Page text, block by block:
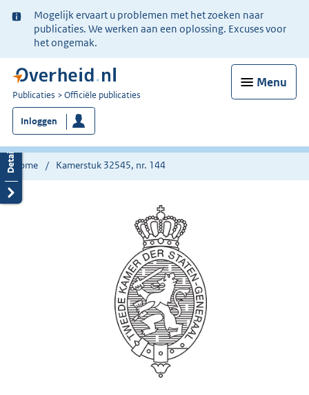
Ter
informatie:
Mogelijk ervaart u problemen met het zoeken naar
publicaties. We werken aan een oplossing. Excuses voor
het ongemak.
Menu
U
bent
nu
hier:
Publicaties Officiële publicaties
Inloggen
Home Kamerstuk 32545, nr. 144